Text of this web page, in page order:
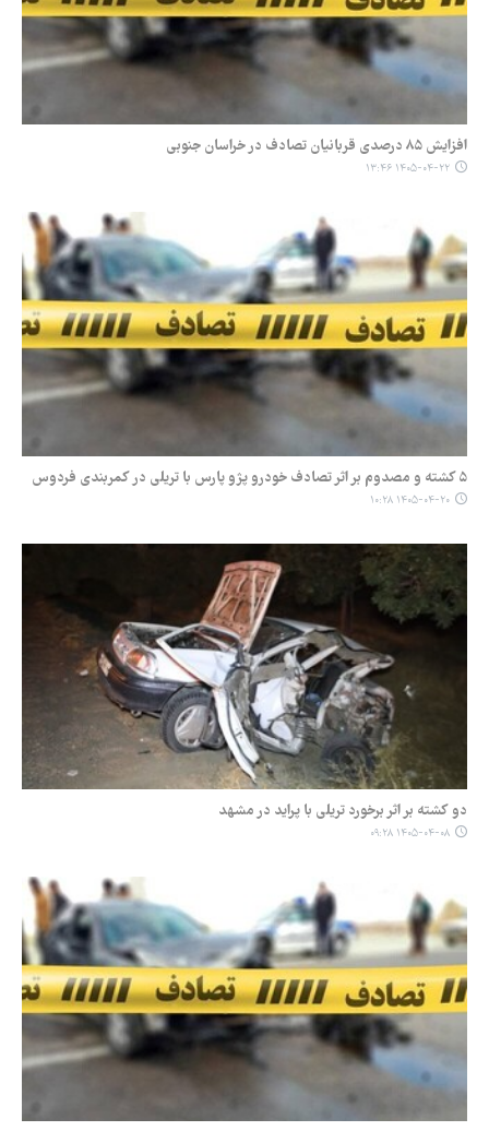
افزایش ۸۵ درصدی قربانیان تصادف در خراسان جنوبی
۱۴۰۵-۰۴-۲۲ ۱۳:۴۶
۵ کشته و مصدوم بر اثر تصادف خودرو پژو پارس با تریلی در کمربندی فردوس
۱۴۰۵-۰۴-۲۰ ۱۰:۲۸
دو کشته بر اثر برخورد تریلی با پراید در مشهد
۱۴۰۵-۰۴-۰۸ ۰۹:۲۸